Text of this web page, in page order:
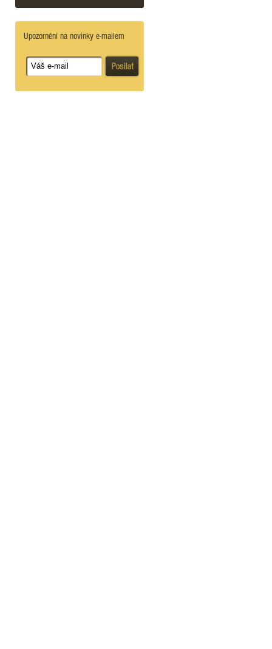
Upozornění na novinky e-mailem